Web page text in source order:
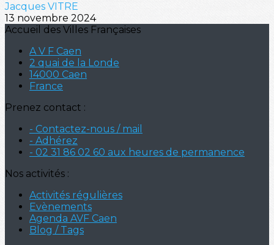
Jacques VITRE
13 novembre 2024
Accueil des Villes Françaises
A V F Caen
2 quai de la Londe
14000 Caen
France
Prenez contact :
- Contactez-nous / mail
- Adhérez
- 02 31 86 02 60 aux heures de permanence
Nos activités :
Activités régulières
Evènements
Agenda AVF Caen
Blog / Tags